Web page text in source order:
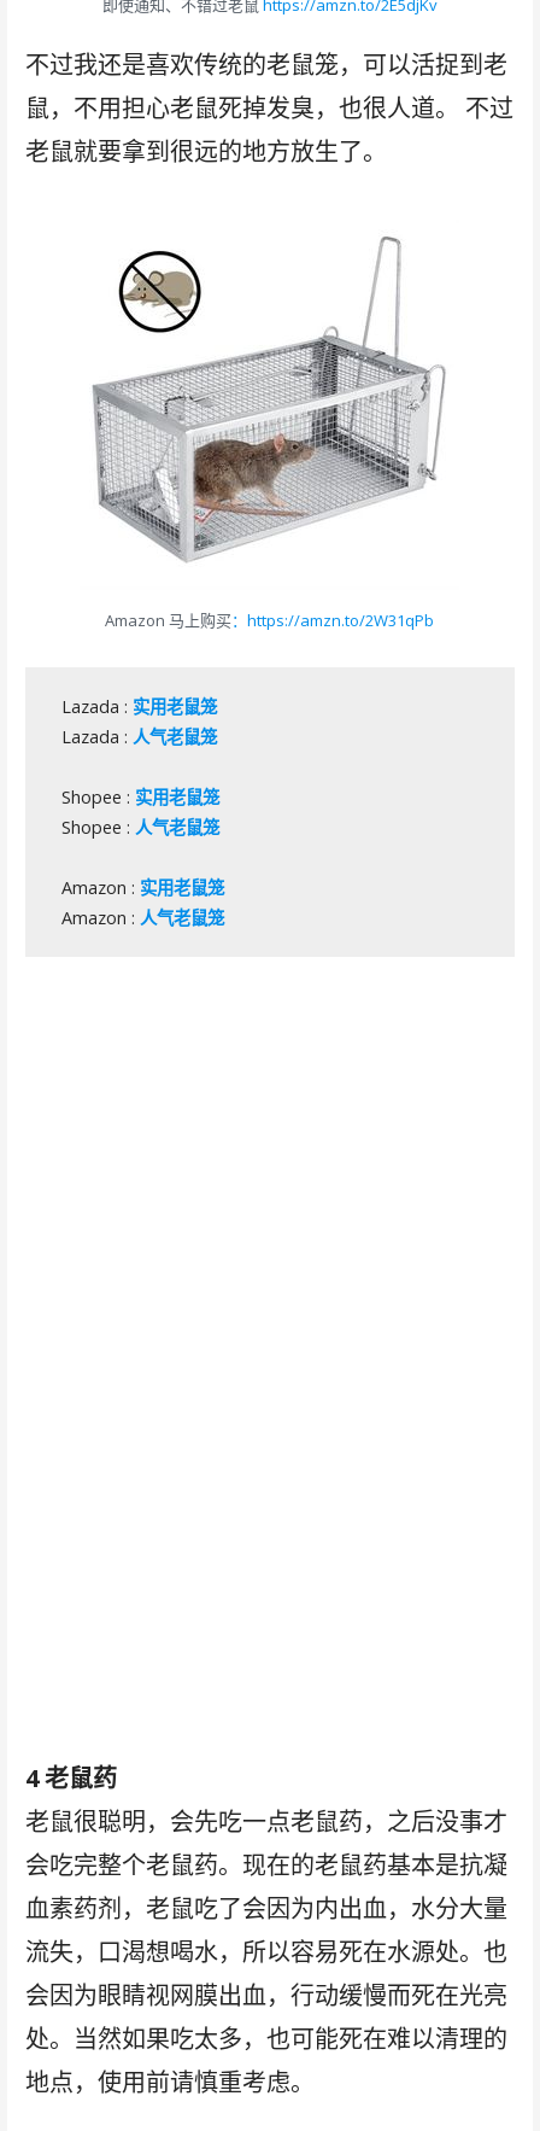
即使通知、不错过老鼠 https://amzn.to/2E5djKv
不过我还是喜欢传统的老鼠笼，可以活捉到老
鼠，不用担心老鼠死掉发臭，也很人道。 不过
老鼠就要拿到很远的地方放生了。
Amazon 马上购买：https://amzn.to/2W31qPb
Lazada : 实用老鼠笼
Lazada : 人气老鼠笼
Shopee : 实用老鼠笼
Shopee : 人气老鼠笼
Amazon : 实用老鼠笼
Amazon : 人气老鼠笼
4 老鼠药
老鼠很聪明，会先吃一点老鼠药，之后没事才
会吃完整个老鼠药。现在的老鼠药基本是抗凝
血素药剂，老鼠吃了会因为内出血，水分大量
流失，口渴想喝水，所以容易死在水源处。也
会因为眼睛视网膜出血，行动缓慢而死在光亮
处。当然如果吃太多，也可能死在难以清理的
地点，使用前请慎重考虑。